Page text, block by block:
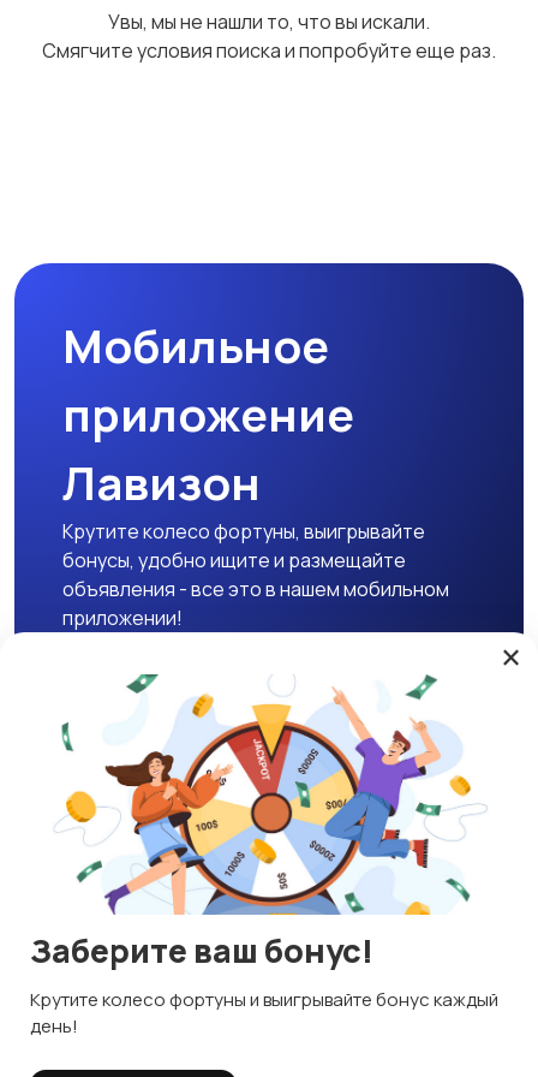
Увы, мы не нашли то, что вы искали.
Смягчите условия поиска и попробуйте еще раз.
Мобильное
приложение
Лавизон
Крутите колесо фортуны, выигрывайте
бонусы, удобно ищите и размещайте
объявления - все это в нашем мобильном
приложении!
Скачать APK
Магазины Блог
О нас
Служба поддержки
☕ Поддержать проект
ИНН 592109881601
Используем куки и рекомендательные технологии
Это чтобы сайт работал лучше. Оставаясь с нами, вы
×
Заберите ваш бонус!
Крутите колесо фортуны и выигрывайте бонус каждый
день!